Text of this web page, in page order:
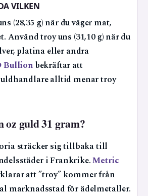
VILKEN
(28,35 g) när du väger mat,
Använd troy uns (31,10 g) när du
platina eller andra
Bullionbekräftar att
alltid menar troy
oz guld 31 gram?
sträcker sig tillbaka till
i Frankrike.Metric
att ”troy” kommer från
marknadsstad för ädelmetaller.